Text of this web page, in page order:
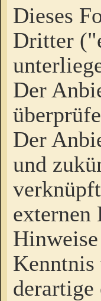
Dieses
Dritter
Der
Der
und
externen
Kenntnis